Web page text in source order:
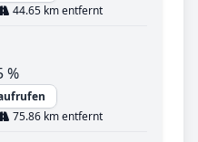
44.65 km entfernt
%
75.86 km entfernt